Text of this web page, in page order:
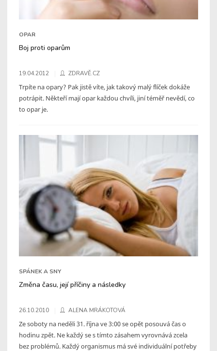
OPAR
Boj proti oparům
19.04.2012 ZDRAVĚ.CZ
Trpíte na opary? Pak jistě víte, jak takový malý flíček dokáže
potrápit. Někteří mají opar každou chvíli, jiní téměř nevědí, co
to opar je.
SPÁNEK A SNY
Změna času, její příčiny a následky
26.10.2010 ALENA MRÁKOTOVÁ
Ze soboty na neděli 31. října ve 3:00 se opět posouvá čas o
hodinu zpět. Ne každý se s tímto zásahem vyrovnává zcela
bez problémů. Každý organismus má své individuální potřeby